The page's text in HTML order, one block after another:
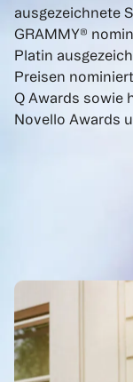
ausgezeichnete
GRAMMY®
Platin
Preisen
Q Awards sowie
Novello Awards